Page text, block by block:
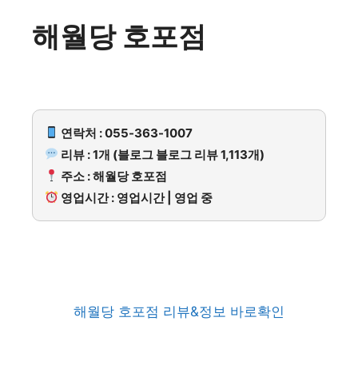
해월당 호포점
연락처 : 055-363-1007
리뷰 : 1개 (블로그 블로그 리뷰 1,113개)
주소 : 해월당 호포점
영업시간 : 영업시간 | 영업 중
해월당 호포점 리뷰&정보 바로확인